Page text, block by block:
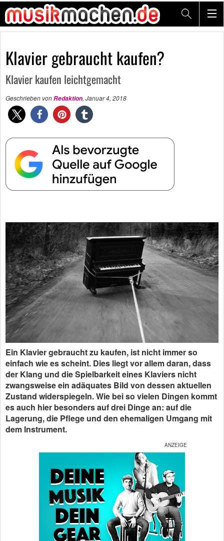
Klavier gebraucht kaufen?
Klavier kaufen leichtgemacht
Geschrieben vonRedaktion, Januar 4, 2018
Ein Klavier gebraucht zu kaufen, ist nicht immer so
einfach wie es scheint. Dies liegt vor allem daran, dass
der Klang und die Spielbarkeit eines Klaviers nicht
zwangsweise ein adäquates Bild von dessen aktuellen
Zustand widerspiegeln. Wie bei so vielen Dingen kommt
es auch hier besonders auf drei Dinge an: auf die
Lagerung, die Pflege und den ehemaligen Umgang mit
dem Instrument.